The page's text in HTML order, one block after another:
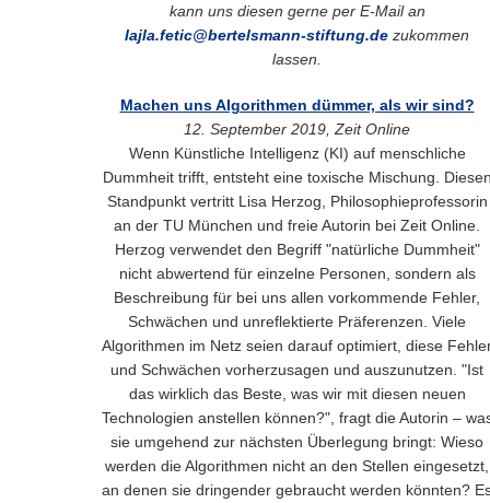
kann uns diesen gerne per E-Mail an
lajla.fetic@bertelsmann-stiftung.de zukommen
lassen.
Machen uns Algorithmen dümmer, als wir sind?
12. September 2019, Zeit Online
Wenn Künstliche Intelligenz (KI) auf menschliche
Dummheit trifft, entsteht eine toxische Mischung.
Standpunkt vertritt Lisa Herzog, Philosophieprofessorin
an der TU München und freie Autorin bei Zeit Online.
Herzog verwendet den Begriff "natürliche Dummheit"
nicht abwertend für einzelne Personen, sondern als
Beschreibung für bei uns allen vorkommende Fehler,
Schwächen und unreflektierte Präferenzen. Viele
Algorithmen im Netz seien darauf optimiert, diese
und Schwächen vorherzusagen und auszunutzen. "Ist
das wirklich das Beste, was wir mit diesen neuen
Technologien anstellen können?", fragt die Autorin –
sie umgehend zur nächsten Überlegung bringt: Wieso
werden die Algorithmen nicht an den Stellen eingesetzt,
an denen sie dringender gebraucht werden könnten?